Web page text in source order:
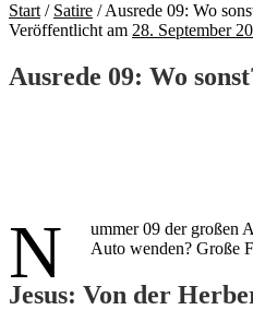
Start / Satire /Ausrede 09: Wo
Veröffentlicht am 28. September
Ausrede 09: Wo
N
ummer 09 der großen
Auto wenden? Große
Jesus: Von der